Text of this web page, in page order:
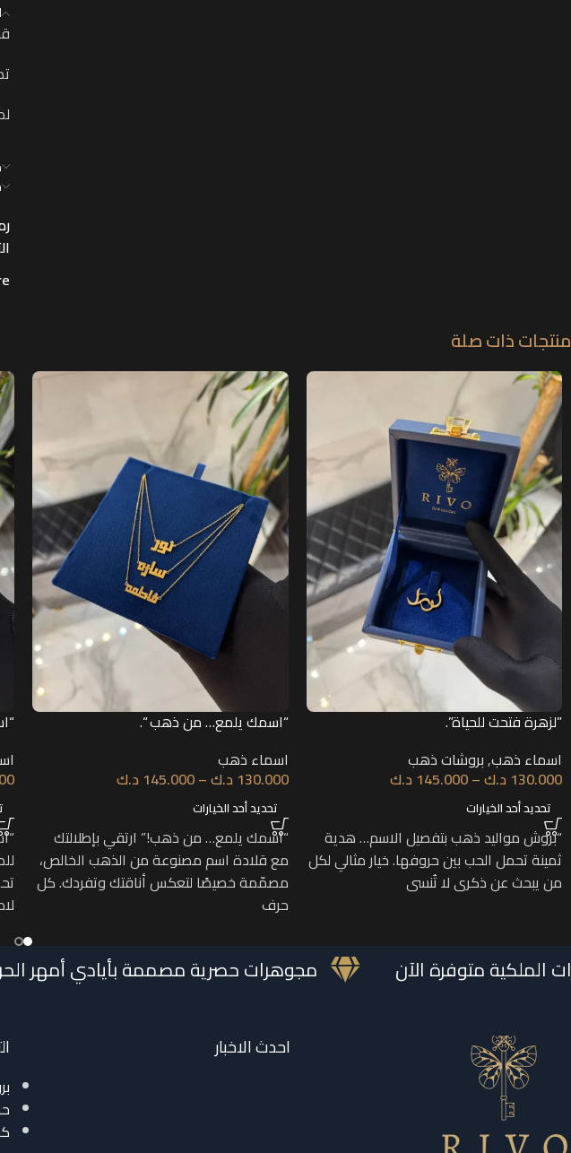
منتجات ذات صلة
”لزهرة فتحت للحياة”.
اسماء ذهب,بروشات ذهب
130.000 د.ك–
145.000 د.ك
تحديد أحد الخيارات
“بروش مواليد ذهب بتفصيل الاسم… هدية
ثمينة تحمل الحب بين حروفها. خيار مثالي لكل
من يبحث عن ذكرى لا تُنسى
“اسمك يلمع… من ذهب “.
اسماء ذهب
130.000 د.ك–
145.000 د.ك
تحديد أحد الخيارات
“اسمك يلمع… من ذهب!” ارتقي بإطلالتك
مع قلادة اسم مصنوعة من الذهب الخالص،
مصمّمة خصيصًا لتعكس أناقتك وتفردك. كل
حرف
الملكية متوفرة الآن مجوهرات حصرية مصممة بأيادي
احدث الاخبار